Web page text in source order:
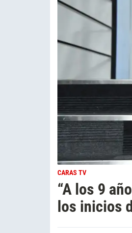
CARAS TV
“A los 9
los inicios